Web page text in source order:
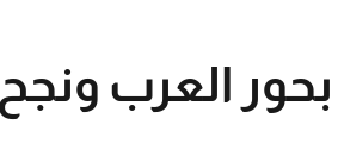
بحور العرب ونجح